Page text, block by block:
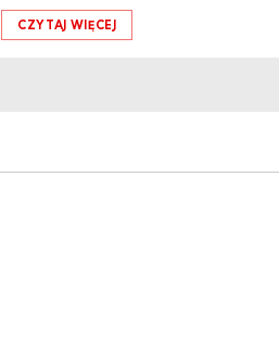
CZYTAJ WIĘCEJ